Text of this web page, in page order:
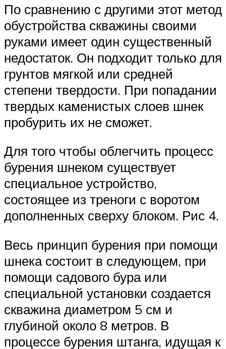
По сравнению с другими этот метод
обустройства скважины своими
руками имеет один существенный
недостаток. Он подходит только для
грунтов мягкой или средней
степени твердости. При попадании
твердых каменистых слоев шнек
пробурить их не сможет.
Для того чтобы облегчить процесс
бурения шнеком существует
специальное устройство,
состоящее из треноги с воротом
дополненных сверху блоком. Рис 4.
Весь принцип бурения при помощи
шнека состоит в следующем, при
помощи садового бура или
специальной установки создается
скважина диаметром 5 см и
глубиной около 8 метров. В
процессе бурения штанга, идущая к